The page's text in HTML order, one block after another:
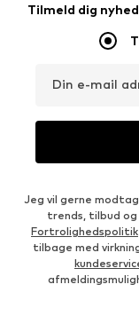
Tilmeld dig
Din e-mail
Jeg vil gerne
trends, tilbud og
Fortrolighedspolitik
tilbage med